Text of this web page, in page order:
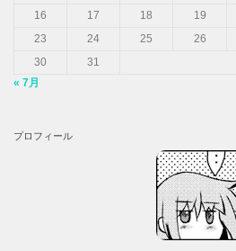
16
17 18 19
23
24 25 26
30
31
« 7月
プロフィール